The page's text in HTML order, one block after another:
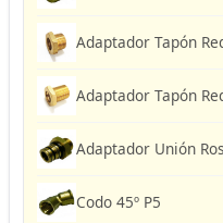
Adaptador Tapón
Adaptador Tapón
Adaptador Unión
Codo 45º P5